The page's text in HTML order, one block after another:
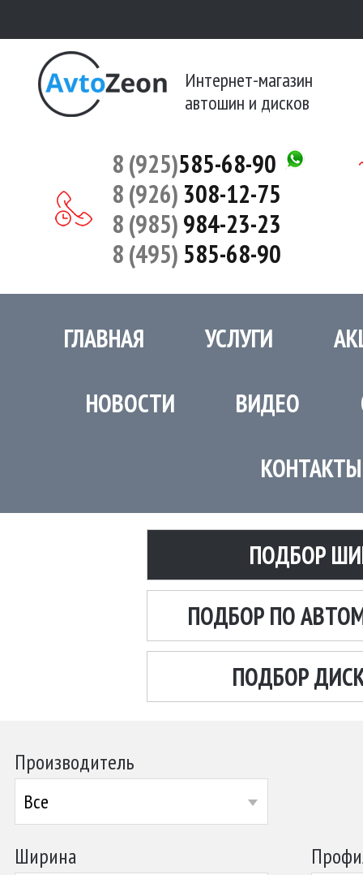
Интернет-магазин
автошин и дисков
8 (925)585-68-90
8 (926) 308-12-75
8 (985)984-23-23
8 (495)585-68-90
ГЛАВНАЯ УСЛУГИ
НОВОСТИ ВИДЕО
КОНТАКТЫ
ПОДБОР
ПОДБОР ПО
ПОДБОР
Производитель
Все
Ширина